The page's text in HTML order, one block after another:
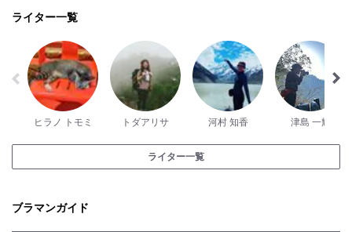
ライター一覧
ヒラノ トモミ トダアリサ 河村 知香 津島 一輝
ライター一覧
ブラマンガイド